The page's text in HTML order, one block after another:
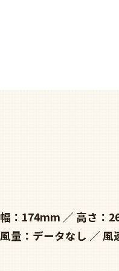
幅：174mm 高さ：
風量：データなし
風